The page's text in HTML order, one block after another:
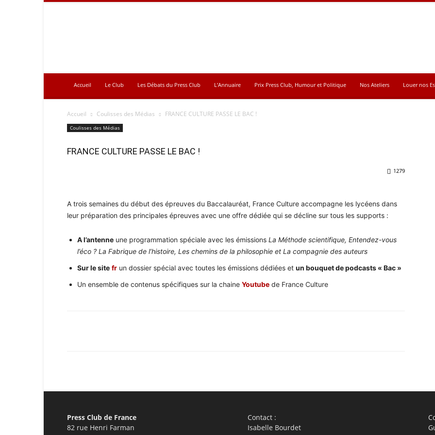
Accueil Le Club Les Débats du Press Club L’Annuaire Prix Press Club, Humour et Politique Nos Ateliers Louer nos
Accueil Coulisses des Médias FRANCE CULTURE PASSE LE BAC !
Coulisses des Médias
FRANCE CULTURE PASSE LE BAC !
1279
A trois semaines du début des épreuves du Baccalauréat, France Culture accompagne les lycéens dans
leur préparation des principales épreuves avec une offre dédiée qui se décline sur tous les supports :
A l’antenne une programmation spéciale avec les émissions La Méthode scientifique, Entendez-vous
l’éco ? La Fabrique de l’histoire, Les chemins de la philosophie et La compagnie des auteurs
Sur le site fr un dossier spécial avec toutes les émissions dédiées et un bouquet de podcasts « Bac »
Un ensemble de contenus spécifiques sur la chaine Youtube de France Culture
Press Club de France
82 rue Henri Farman
Contact :
Isabelle Bourdet